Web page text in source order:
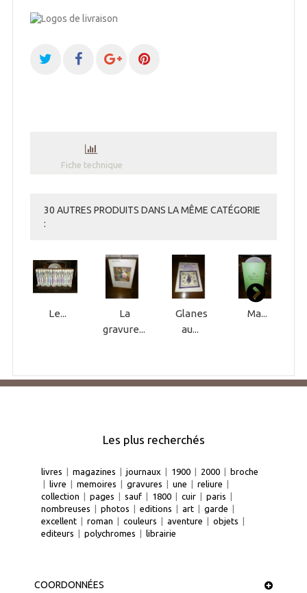
Fiche technique
30 AUTRES PRODUITS DANS LA MÊME CATÉGORIE
:
Le...
La
gravure...
Glanes
au...
Ma...
Les plus recherchés
livres | magazines | journaux | 1900 | 2000 | broche
| livre | memoires | gravures | une | reliure |
collection | pages | sauf | 1800 | cuir | paris |
nombreuses | photos | editions | art | garde |
excellent | roman | couleurs | aventure | objets |
editeurs | polychromes | librairie
COORDONNÉES